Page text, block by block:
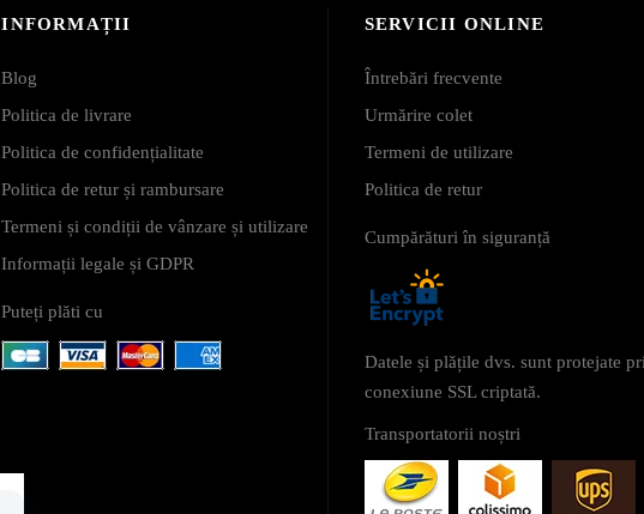
INFORMAȚII
Blog
Politica de livrare
Politica de confidențialitate
Politica de retur și rambursare
Termeni și condiții de vânzare și utilizare
Informații legale și GDPR
Puteți plăti cu
SERVICII ONLINE
Întrebări frecvente
Urmărire colet
Termeni de utilizare
Politica de retur
Cumpărături în siguranță
Datele și plățile dvs. sunt protejate
conexiune SSL criptată.
Transportatorii noștri